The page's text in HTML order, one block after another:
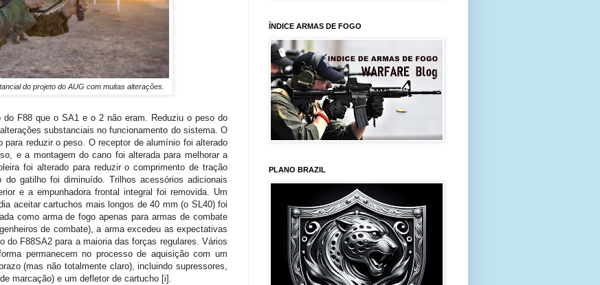
do projeto do AUG com muitas alterações.
F88 que o SA1 e o 2 não eram. Reduziu o peso do
substanciais no funcionamento do sistema. O
para reduzir o peso. O receptor de alumínio foi alterado
e a montagem do cano foi alterada para melhorar a
foi alterado para reduzir o comprimento de tração
gatilho foi diminuído. Trilhos acessórios adicionais
e a empunhadora frontal integral foi removida. Um
aceitar cartuchos mais longos de 40 mm (o SL40) foi
como arma de fogo apenas para armas de combate
de combate), a arma excedeu as expectativas
do F88SA2 para a maioria das forças regulares. Vários
permanecem no processo de aquisição com um
(mas não totalmente claro), incluindo supressores,
marcação) e um defletor de cartucho [i].
ÍNDICE ARMAS DE FOGO
PLANO BRAZIL